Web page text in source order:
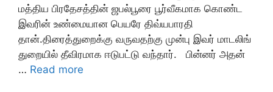
மத்திய பிரதேசத்தின் ஜபல்பூரை பூர்வீகமாக கொண்ட
இவரின் உண்மையான பெயரே திவ்யபாரதி
தான்.திரைத்துறைக்கு வருவதற்கு முன்பு இவர் மாடலிங்
துறையில் தீவிரமாக ஈடுபட்டு வந்தார். பின்னர் அதன்
… Read more